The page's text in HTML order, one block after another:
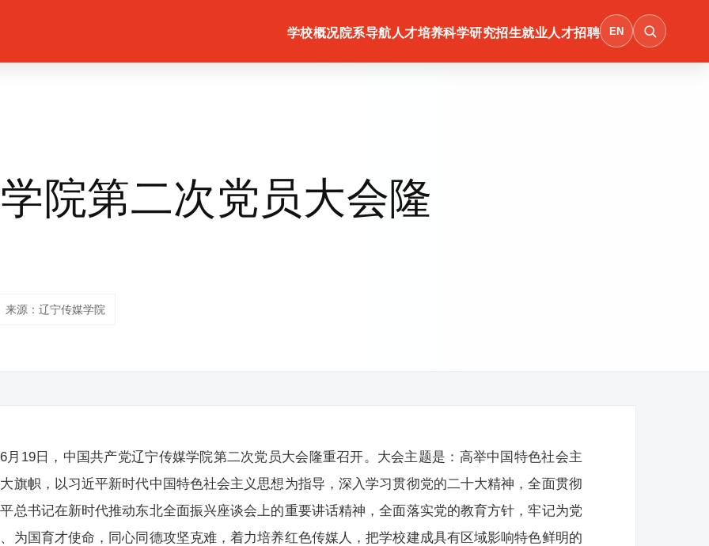
学校概况院系导航 人才培养科学研究招生就业人才招聘 EN
院第二次党员大会隆
来源：辽宁传媒学院
6月19日，中国共产党辽宁传媒学院第二次党员大会隆重召开。大会主题是：高举中国特色社会主
旗帜，以习近平新时代中国特色社会主义思想为指导，深入学习贯彻党的二十大精神，全面贯彻
总书记在新时代推动东北全面振兴座谈会上的重要讲话精神，全面落实党的教育方针，牢记为党
为国育才使命，同心同德攻坚克难，着力培养红色传媒人，把学校建成具有区域影响特色鲜明的